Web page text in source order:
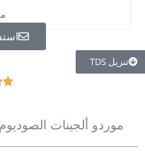
تنزيل TDS

موردو ألجينات